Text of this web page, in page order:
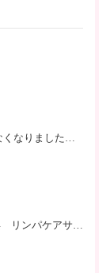
指の関節の痛みが気にならなくなりました 北久里浜 リンパケアサロンc-class
カラダがウズウズ⁉️ 北久里浜 リンパケアサロンc-class